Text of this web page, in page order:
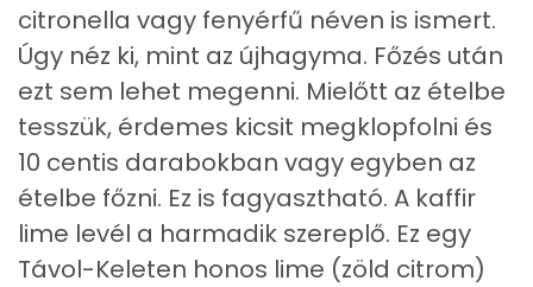
E vitamin:
0 mg
C vitamin:
5 mg
D vitamin:
15 micro
K vitamin:
1 micro
Tiamin - B1 vitamin:
0 mg
citronella vagy fenyérfű néven is ismert.
Úgy néz ki, mint az újhagyma. Főzés után
ezt sem lehet megenni. Mielőtt az ételbe
tesszük, érdemes kicsit megklopfolni és
10 centis darabokban vagy egyben az
ételbe főzni. Ez is fagyasztható. A kaffir
lime levél a harmadik szereplő. Ez egy
Távol-Keleten honos lime (zöld citrom)